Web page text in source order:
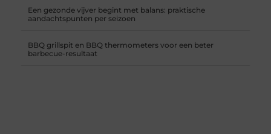
Een gezonde vijver begint met balans: praktische
aandachtspunten per seizoen
BBQ grillspit en BBQ thermometers voor een beter
barbecue-resultaat